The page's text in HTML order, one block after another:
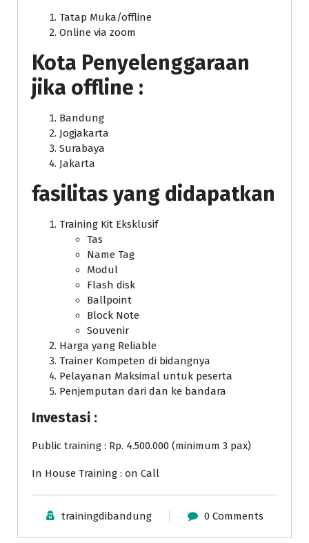
Tatap Muka/offline
Online via zoom
Kota Penyelenggaraan
jika offline :
Bandung
Jogjakarta
Surabaya
Jakarta
fasilitas yang didapatkan
Training Kit Eksklusif
Tas
Name Tag
Modul
Flash disk
Ballpoint
Block Note
Souvenir
Harga yang Reliable
Trainer Kompeten di bidangnya
Pelayanan Maksimal untuk peserta
Penjemputan dari dan ke bandara
Investasi :
Public training : Rp. 4.500.000 (minimum 3 pax)
In House Training : on Call
trainingdibandung 0 Comments